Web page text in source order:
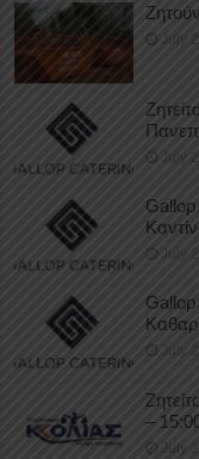
July
July
Gallop
July
Gallop
July
–
July